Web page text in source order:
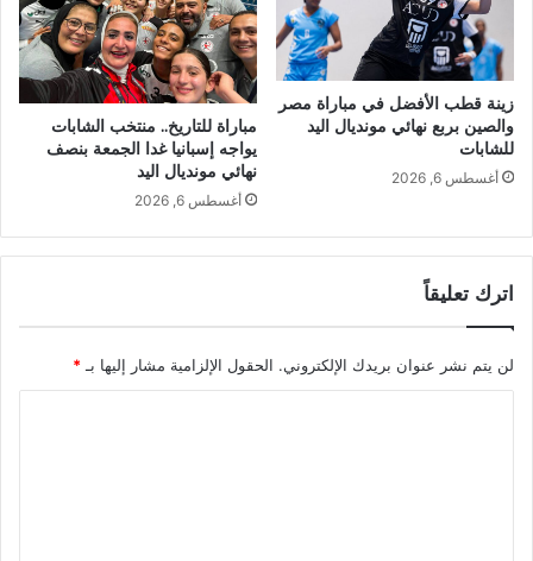
زينة قطب الأفضل في مباراة مصر
والصين بربع نهائي مونديال اليد
للشابات
أغسطس 6, 2026
مباراة للتاريخ.. منتخب الشابات
يواجه إسبانيا غدا الجمعة بنصف
نهائي مونديال اليد
أغسطس 6, 2026
اترك تعليقاً
لن يتم نشر عنوان بريدك الإلكتروني. الحقول الإلزامية مشار إليها بـ*